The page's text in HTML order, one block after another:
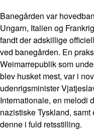
Banegården var
Ungarn, Italien og
fandt der adskillige
ved banegården. En
Weimarrepublik som
blev husket mest, var i
udenrigsminister
Internationale, en melodi
nazistiske Tyskland,
denne i fuld retsstilling.